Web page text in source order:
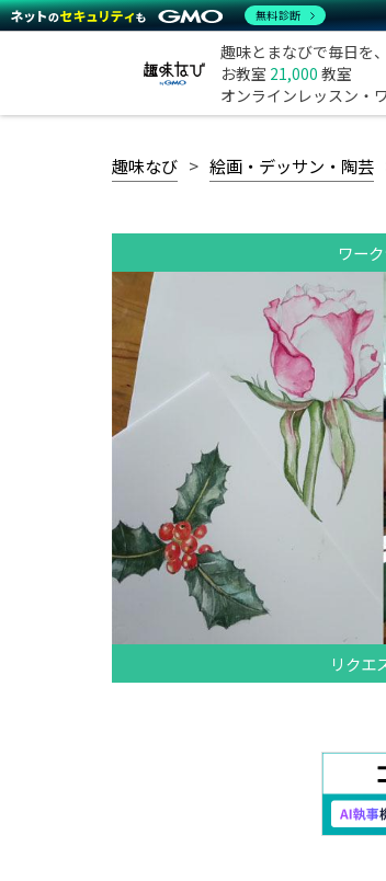
趣味とまなびで毎日を
お教室 21,000 教室
オンラインレッスン・
趣味なび 絵画・デッサン・陶芸
ワー
リクエ
無料診断